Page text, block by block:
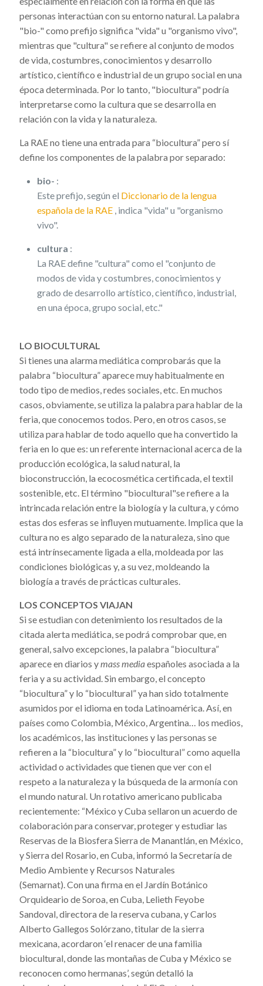
personas interactúan con su entorno natural. La palabra
"bio-" como prefijo significa "vida" u "organismo vivo",
mientras que "cultura" se refiere al conjunto de modos
de vida, costumbres, conocimientos y desarrollo
artístico, científico e industrial de un grupo social en una
época determinada. Por lo tanto, "biocultura" podría
interpretarse como la cultura que se desarrolla en
relación con la vida y la naturaleza.
La RAE no tiene una entrada para “biocultura” pero sí
define los componentes de la palabra por separado:
bio- :
Este prefijo, según el Diccionario de la lengua
española de la RAE , indica "vida" u "organismo
vivo".
cultura :
La RAE define "cultura" como el "conjunto de
modos de vida y costumbres, conocimientos y
grado de desarrollo artístico, científico, industrial,
en una época, grupo social, etc."
LO BIOCULTURAL
Si tienes una alarma mediática comprobarás que la
palabra “biocultura” aparece muy habitualmente en
todo tipo de medios, redes sociales, etc. En muchos
casos, obviamente, se utiliza la palabra para hablar de la
feria, que conocemos todos. Pero, en otros casos, se
utiliza para hablar de todo aquello que ha convertido la
feria en lo que es: un referente internacional acerca de la
producción ecológica, la salud natural, la
bioconstrucción, la ecocosmética certificada, el textil
sostenible, etc. El término "biocultural"se refiere a la
intrincada relación entre la biología y la cultura, y cómo
estas dos esferas se influyen mutuamente. Implica que la
cultura no es algo separado de la naturaleza, sino que
está intrínsecamente ligada a ella, moldeada por las
condiciones biológicas y, a su vez, moldeando la
biología a través de prácticas culturales.
LOS CONCEPTOS VIAJAN
Si se estudian con detenimiento los resultados de la
citada alerta mediática, se podrá comprobar que, en
general, salvo excepciones, la palabra “biocultura”
aparece en diarios y mass mediaespañoles asociada a la
feria y a su actividad. Sin embargo, el concepto
“biocultura” y lo “biocultural” ya han sido totalmente
asumidos por el idioma en toda Latinoamérica. Así, en
países como Colombia, México, Argentina… los medios,
los académicos, las instituciones y las personas se
refieren a la “biocultura” y lo “biocultural” como aquella
actividad o actividades que tienen que ver con el
respeto a la naturaleza y la búsqueda de la armonía con
el mundo natural. Un rotativo americano publicaba
recientemente: “México y Cuba sellaron un acuerdo de
colaboración para conservar, proteger y estudiar las
Reservas de la Biosfera Sierra de Manantlán, en México,
y Sierra del Rosario, en Cuba, informó la Secretaría de
Medio Ambiente y Recursos Naturales
(Semarnat). Con una firma en el Jardín Botánico
Orquideario de Soroa, en Cuba, Lelieth Feyobe
Sandoval, directora de la reserva cubana, y Carlos
Alberto Gallegos Solórzano, titular de la sierra
mexicana, acordaron ‘el renacer de una familia
biocultural, donde las montañas de Cuba y México se
reconocen como hermanas’, según detalló la